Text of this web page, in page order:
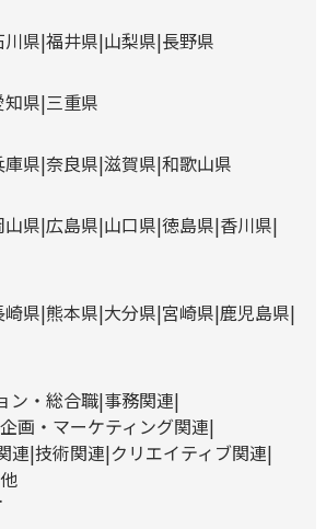
川県 福井県 山梨県 長野県
知県 三重県
庫県 奈良県 滋賀県 和歌山県
山県 広島県 山口県 徳島県 香川県
崎県 熊本県 大分県 宮崎県 鹿児島県
ン・総合職 事務関連
企画・マーケティング関連
連 技術関連 クリエイティブ関連